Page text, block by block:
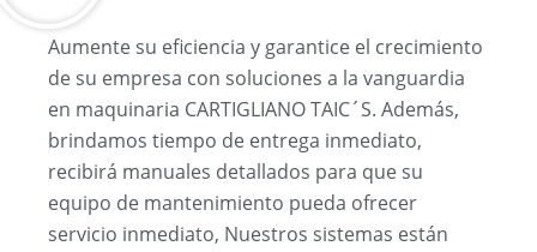
Aumente su eficiencia y garantice el crecimiento
de su empresa con soluciones a la vanguardia
en maquinaria CARTIGLIANO TAIC´S. Además,
brindamos tiempo de entrega inmediato,
recibirá manuales detallados para que su
equipo de mantenimiento pueda ofrecer
servicio inmediato, Nuestros sistemas están